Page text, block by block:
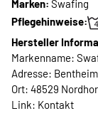
Marken: Swafing
Pflegehinweise:
Hersteller
Markenname:
Adresse:
Ort: 48529
Link: Kontakt